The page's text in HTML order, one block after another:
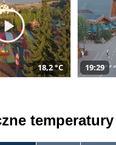
18,2 °C 19:29
temperatury